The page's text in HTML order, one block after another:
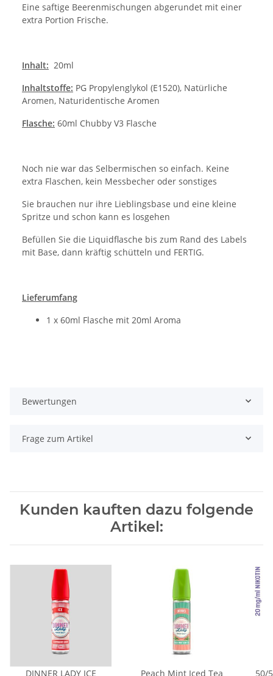
Eine saftige Beerenmischungen abgerundet mit einer
extra Portion Frische.
Inhalt: 20ml
Inhaltstoffe: PG Propylenglykol (E1520), Natürliche
Aromen, Naturidentische Aromen
Flasche: 60ml Chubby V3 Flasche
Noch nie war das Selbermischen so einfach. Keine
extra Flaschen, kein Messbecher oder sonstiges
Sie brauchen nur ihre Lieblingsbase und eine kleine
Spritze und schon kann es losgehen
Befüllen Sie die Liquidflasche bis zum Rand des Labels
mit Base, dann kräftig schütteln und FERTIG.
Lieferumfang
1 x 60ml Flasche mit 20ml Aroma
Bewertungen
Frage zum Artikel
Kunden kauften dazu folgende
Artikel:
DINNER LADY ICE
Peach Mint Iced Tea
50/